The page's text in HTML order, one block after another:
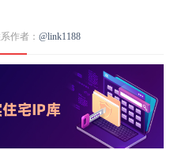
作者： @link1188